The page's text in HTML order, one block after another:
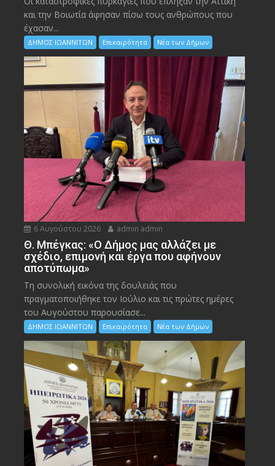
και την Bοιωτία άφησαν πίσω τους ανθρώπους που
έχασαν...
ΔΗΜΟΣ ΙΩΑΝΝΙΤΩΝ Επικαιρότητα Νέα των Δήμων
6 Αυγούστου 2026 admin admin
Θ. Μπέγκας: «Ο Δήμος μας αλλάζει με
σχέδιο, επιμονή και έργα που αφήνουν
αποτύπωμα»
Τη συνολική εικόνα της δουλειάς που
πραγματοποιήθηκε τον Ιούλιο και τις πρώτες ημέρες
του Αυγούστου παρουσίασε...
ΔΗΜΟΣ ΙΩΑΝΝΙΤΩΝ Επικαιρότητα Νέα των Δήμων